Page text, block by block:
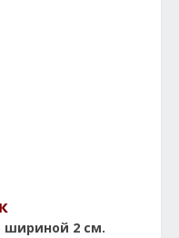
шириной 2 см.